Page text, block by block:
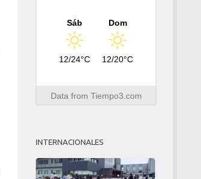
Sáb
12/24°C
Dom
12/20°C
Data from Tiempo3.com
INTERNACIONALES